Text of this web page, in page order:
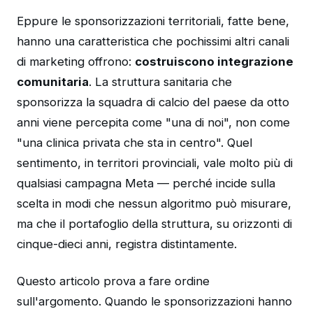
Eppure le sponsorizzazioni territoriali, fatte bene,
hanno una caratteristica che pochissimi altri canali
di marketing offrono: costruiscono integrazione
comunitaria. La struttura sanitaria che
sponsorizza la squadra di calcio del paese da otto
anni viene percepita come "una di noi", non come
"una clinica privata che sta in centro". Quel
sentimento, in territori provinciali, vale molto più di
qualsiasi campagna Meta — perché incide sulla
scelta in modi che nessun algoritmo può misurare,
ma che il portafoglio della struttura, su orizzonti di
cinque-dieci anni, registra distintamente.
Questo articolo prova a fare ordine
sull'argomento. Quando le sponsorizzazioni hanno